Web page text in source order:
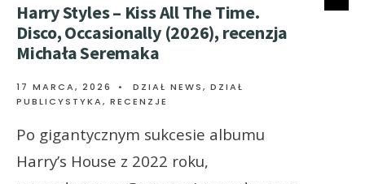
Harry Styles – Kiss All The Time.
Disco, Occasionally (2026), recenzja
Michała Seremaka
17 MARCA, 2026 • DZIAŁ NEWS, DZIAŁ
PUBLICYSTYKA, RECENZJE
Po gigantycznym sukcesie albumu
Harry’s House z 2022 roku,